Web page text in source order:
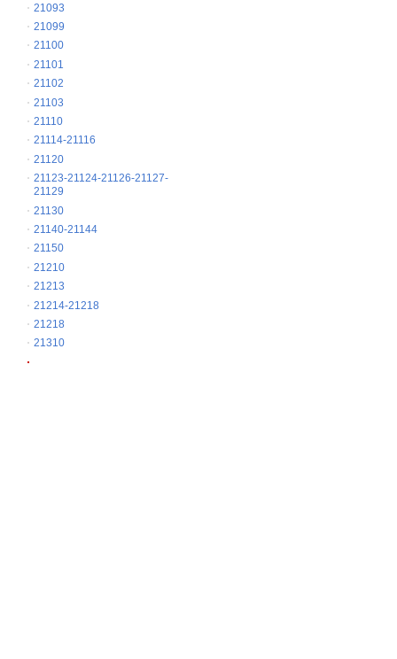
21093
21099
21100
21101
21102
21103
21110
21114-21116
21120
21123-21124-21126-21127-
21129
21130
21140-21144
21150
21210
21213
21214-21218
21218
21310